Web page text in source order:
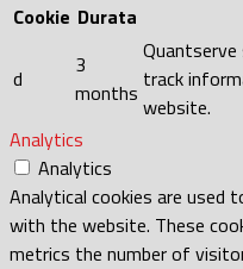
Cookie Durata
d
3
months track
website.
Analytics
Analytics
Analytical cookies are used
with the website. These
metrics the number of